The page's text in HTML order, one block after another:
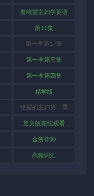
看绝望主妇学英语
第11集
第一季第17集
第一季第三集
第一季第四集
精学版
绝望的主妇第一季
英文版在线观看
金装律师
高频词汇